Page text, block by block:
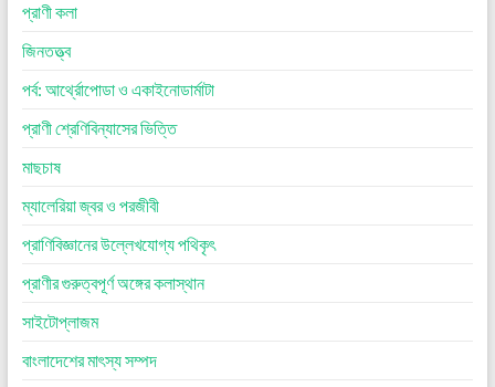
প্রাণী কলা
জিনতত্ত্ব
পর্ব: আর্থ্রোপোডা ও একাইনোডার্মাটা
প্রাণী শ্রেণিবিন্যাসের ভিত্তি
মাছচাষ
ম্যালেরিয়া জ্বর ও পরজীবী
প্রাণিবিজ্ঞানের উল্লেখযোগ্য পথিকৃৎ
প্রাণীর গুরুত্বপূর্ণ অঙ্গের কলাস্থান
সাইটোপ্লাজম
বাংলাদেশের মাৎস্য সম্পদ